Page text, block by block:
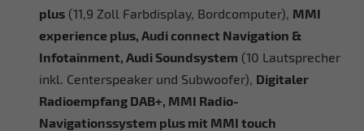
plus (11,9 Zoll Farbdisplay, Bordcomputer), MMI
experience plus, Audi connect Navigation &
Infotainment, Audi Soundsystem (10 Lautsprecher
inkl. Centerspeaker und Subwoofer), Digitaler
Radioempfang DAB+, MMI Radio-
Navigationssystem plus mit MMI touch